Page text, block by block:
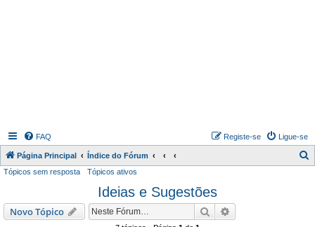
FAQ Ligue-se
Registe-se
Página Principal Índice do Fórum
Tópicos sem resposta Tópicos ativos
Ideias e Sugestões
Novo Tópico Pesquisar